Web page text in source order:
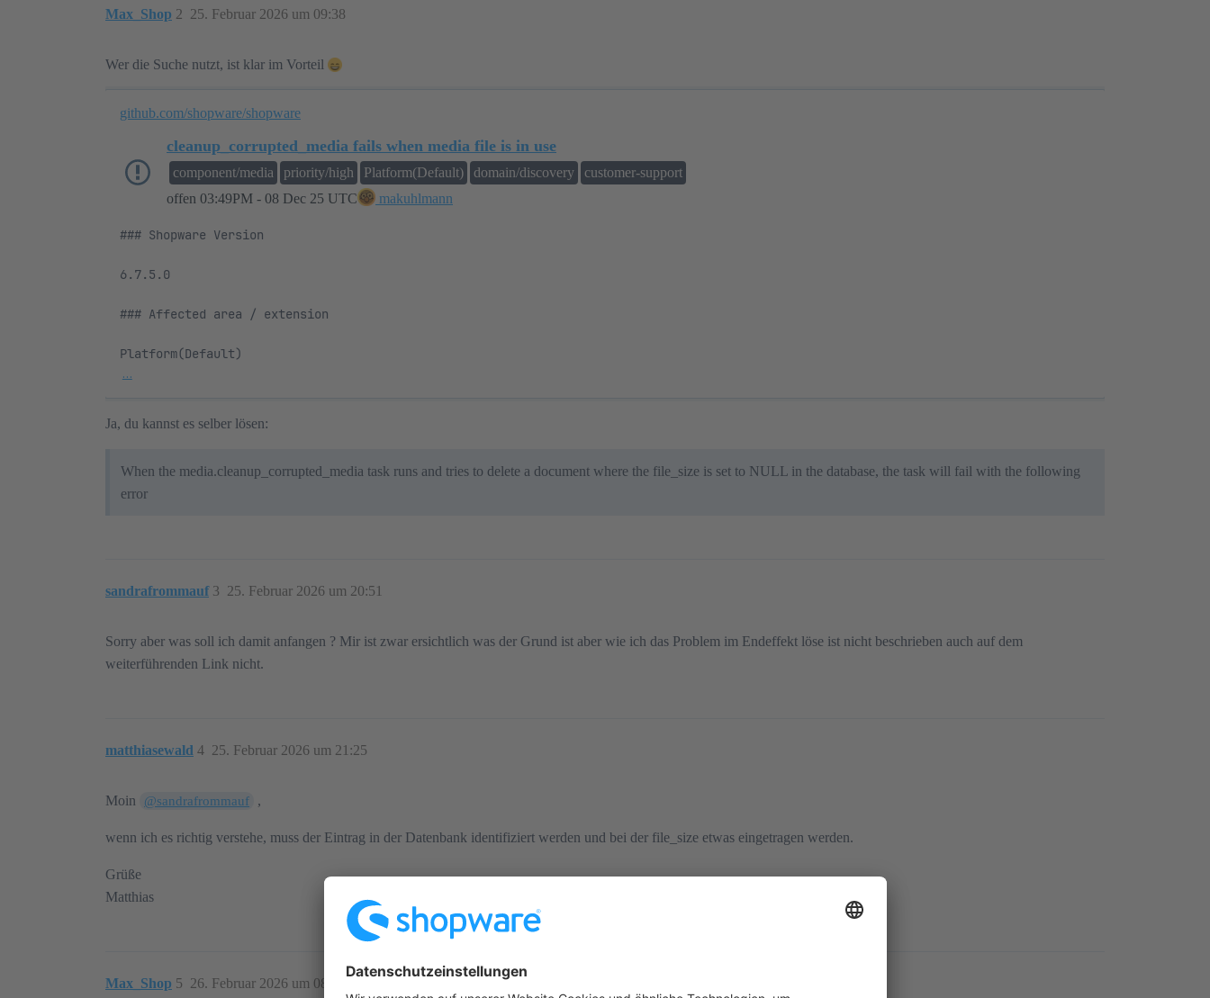
Max_Shop 25. Februar 2026 um 09:38
2
Wer die Suche nutzt, ist klar im Vorteil
github.com/shopware/shopware
cleanup_corrupted_media fails when media file is in use
offen 03:49PM - 08 Dec 25 UTC makuhlmann
component/media priority/high Platform(Default) domain/discovery customer-support
### Shopware Version
6.7.5.0
### Affected area / extension
…
Ja, du kannst es selber lösen:
When the media.cleanup_corrupted_media task runs and tries to delete a document where the file_size is set to NULL in the database, the task will fail with the following
error
sandrafrommauf 25. Februar 2026 um 20:51
3
Sorry aber was soll ich damit anfangen ? Mir ist zwar ersichtlich was der Grund ist aber wie ich das Problem im Endeffekt löse ist nicht beschrieben auch auf dem
weiterführenden Link nicht.
matthiasewald 25. Februar 2026 um 21:25
4
Moin @sandrafrommauf ,
wenn ich es richtig verstehe, muss der Eintrag in der Datenbank identifiziert werden und bei der file_size etwas eingetragen werden.
Grüße
Matthias
Max_Shop 26. Februar 2026 um 08:49
5